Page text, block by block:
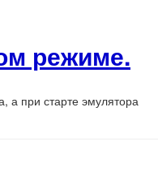
режиме.
а при старте эмулятора